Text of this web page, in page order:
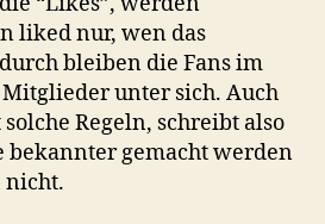
liked nur, wen das
bleiben die Fans im
unter sich. Auch
Regeln, schreibt also
bekannter gemacht werden
nicht.